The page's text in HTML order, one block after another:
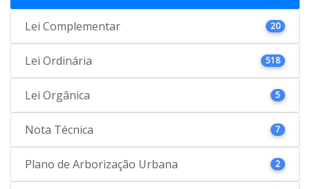
Lei Complementar 20
Lei Ordinária 518
Lei Orgânica 5
Nota Técnica 7
Plano de Arborização Urbana 2